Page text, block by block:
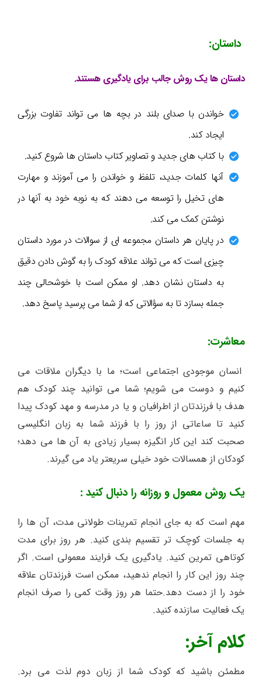
داستان:
داستان ها یک روش جالب برای یادگیری هستند.
خواندن با صدای بلند در بچه ها می تواند تفاوت بزرگی
ایجاد کند.
با کتاب های جدید و تصاویر کتاب داستان ها شروع کنید.
آنها کلمات جدید، تلفظ و خواندن را می آموزند و مهارت
های تخیل را توسعه می دهند که به نوبه خود به آنها در
نوشتن کمک می کند.
در پایان هر داستان مجموعه ای از سوالات در مورد داستان
چیزی است که می تواند علاقه کودک را به گوش دادن دقیق
به داستان نشان دهد. او ممکن است با خوشحالی چند
جمله بسازد تا به سؤالاتی که از شما می پرسید پاسخ دهد.
معاشرت:
انسان موجودی اجتماعی است؛ ما با دیگران ملاقات می
کنیم و دوست می شویم؛ شما می توانید چند کودک هم
هدف با فرزندتان از اطرافیان و یا در مدرسه و مهد کودک پیدا
کنید تا ساعاتی از روز را با فرزند شما به زبان انگلیسی
صحبت کند این کار انگیزه بسیار زیادی به آن ها می دهد؛
کودکان از همسالات خود خیلی سریعتر یاد می گیرند.
یک روش معمول و روزانه را دنبال کنید :
مهم است که به جای انجام تمرینات طولانی مدت، آن ها را
به جلسات کوچک تر تقسیم بندی کنید. هر روز برای مدت
کوتاهی تمرین کنید. یادگیری یک فرایند معمولی است. اگر
چند روز این کار را انجام ندهید، ممکن است فرزندتان علاقه
خود را از دست دهد.حتما هر روز وقت کمی را صرف انجام
یک فعالیت سازنده کنید.
کلام آخر:
مطمئن باشید که کودک شما از زبان دوم لذت می برد.